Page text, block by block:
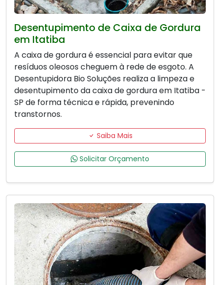
Desentupimento de Caixa de Gordura
em Itatiba
A caixa de gordura é essencial para evitar que
resíduos oleosos cheguem à rede de esgoto. A
Desentupidora Bio Soluções realiza a limpeza e
desentupimento da caixa de gordura em Itatiba -
SP de forma técnica e rápida, prevenindo
transtornos.
Saiba Mais
Solicitar Orçamento